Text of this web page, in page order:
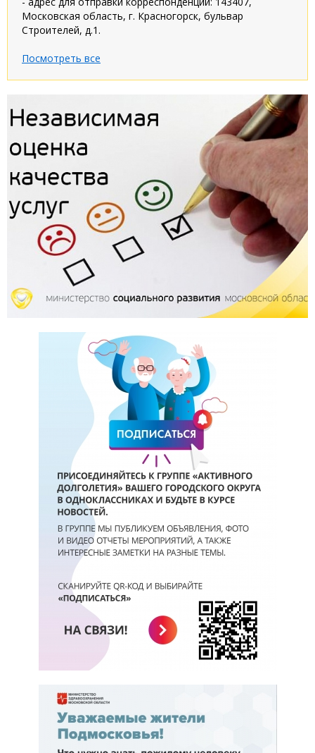
Московская область, г. Красногорск, бульвар
Строителей, д.1.
Посмотреть все